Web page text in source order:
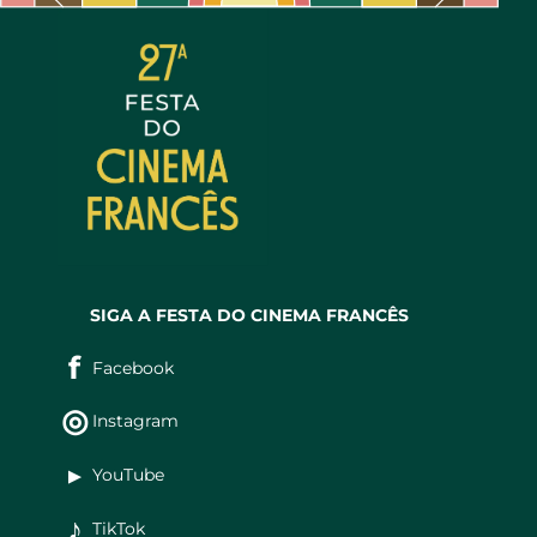
SIGA A FESTA DO CINEMA FRANCÊS
f Facebook
◎ Instagram
▶ YouTube
♪ TikTok